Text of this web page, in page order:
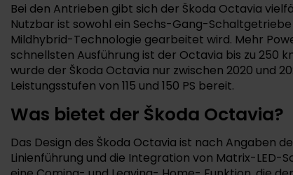
Bei den Antrieben gibt sich der Škoda Octavia
Nutzbar ist sowohl ein Sechs-Gang-
Mildhybrid-Technologie gearbeitet wird. Mehr
schnellsten Ausführung ist der Octavia bis zu 250
wurde der Škoda Octavia nur zwischen 2020 und
Leistungsstufen von 115 und 150 PS bereit.
Was bietet der Škoda Octavia?
Das Design des Škoda Octavia ist nach Angaben
Linienführung und die Integration von Matrix-